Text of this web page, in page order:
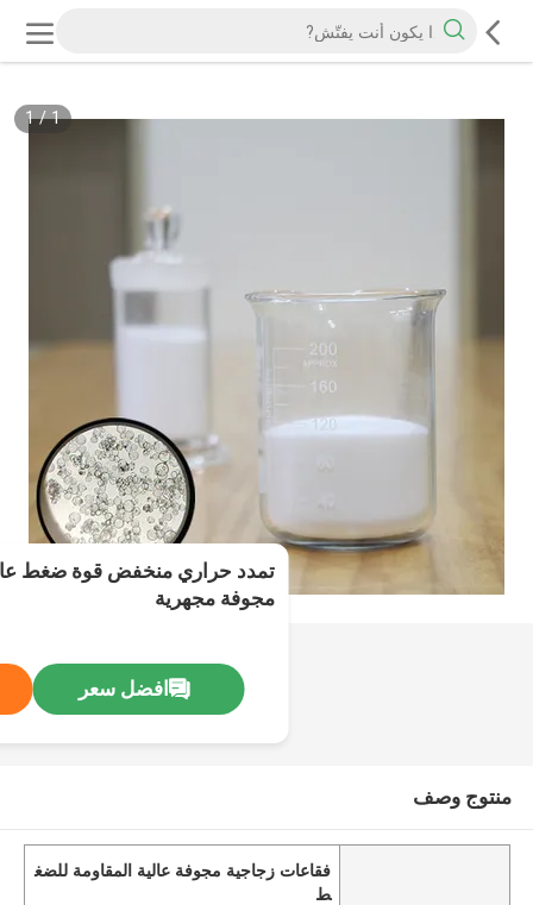
1
/
1
تمدد حراري منخفض قوة ضغط
مجوفة مجهرية
افضل سعر
منتوج وصف
فقاعات زجاجية مجوفة عالية المقاومة للضغ
ط